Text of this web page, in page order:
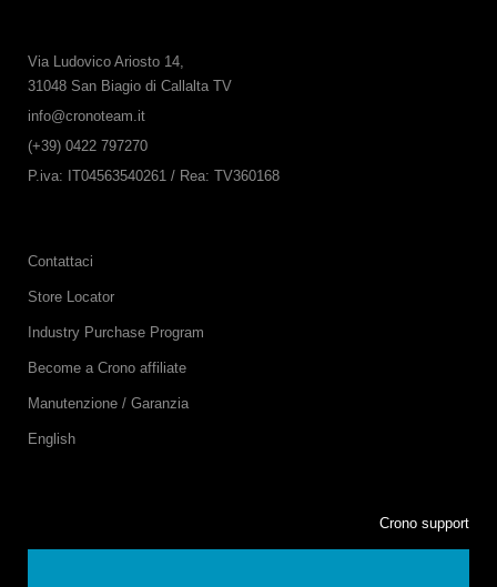
Via Ludovico Ariosto 14,
31048 San Biagio di Callalta TV
info@cronoteam.it
(+39) 0422 797270
P.iva: IT04563540261 / Rea: TV360168
Contattaci
Store Locator
Industry Purchase Program
Become a Crono affiliate
Manutenzione / Garanzia
English
Crono support